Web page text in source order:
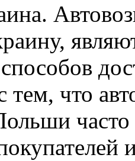
тем, что
часто